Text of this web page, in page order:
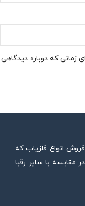
زمانی که دوباره دیدگاهی
انواع فلزیاب که
مقایسه با سایر رقبا